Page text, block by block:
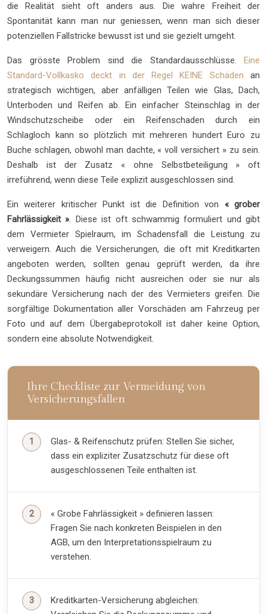
die Realität sieht oft anders aus. Die wahre Freiheit der
Spontanität kann man nur geniessen, wenn man sich dieser
potenziellen Fallstricke bewusst ist und sie gezielt umgeht.
Das grösste Problem sind die Standardausschlüsse. Eine
Standard-Vollkasko deckt in der Regel KEINE Schäden an
strategisch wichtigen, aber anfälligen Teilen wie Glas, Dach,
Unterboden und Reifen ab. Ein einfacher Steinschlag in der
Windschutzscheibe oder ein Reifenschaden durch ein
Schlagloch kann so plötzlich mit mehreren hundert Euro zu
Buche schlagen, obwohl man dachte, « voll versichert » zu sein.
Deshalb ist der Zusatz « ohne Selbstbeteiligung » oft
irreführend, wenn diese Teile explizit ausgeschlossen sind.
Ein weiterer kritischer Punkt ist die Definition von « grober
Fahrlässigkeit ». Diese ist oft schwammig formuliert und gibt
dem Vermieter Spielraum, im Schadensfall die Leistung zu
verweigern. Auch die Versicherungen, die oft mit Kreditkarten
angeboten werden, sollten genau geprüft werden, da ihre
Deckungssummen häufig nicht ausreichen oder sie nur als
sekundäre Versicherung nach der des Vermieters greifen. Die
sorgfältige Dokumentation aller Vorschäden am Fahrzeug per
Foto und auf dem Übergabeprotokoll ist daher keine Option,
sondern eine absolute Notwendigkeit.
Ihre Checkliste zur Vermeidung von
Versicherungsfallen
Glas- & Reifenschutz prüfen: Stellen Sie sicher,
dass ein expliziter Zusatzschutz für diese oft
ausgeschlossenen Teile enthalten ist.
« Grobe Fahrlässigkeit » definieren lassen:
Fragen Sie nach konkreten Beispielen in den
AGB, um den Interpretationsspielraum zu
verstehen.
Kreditkarten-Versicherung abgleichen: